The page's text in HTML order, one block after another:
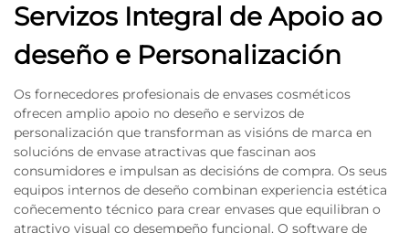
Servizos Integral de Apoio ao
deseño e Personalización
Os fornecedores profesionais de envases cosméticos
ofrecen amplio apoio no deseño e servizos de
personalización que transforman as visións de marca en
solucións de envase atractivas que fascinan aos
consumidores e impulsan as decisións de compra. Os seus
equipos internos de deseño combinan experiencia estética
coñecemento técnico para crear envases que equilibran o
atractivo visual co desempeño funcional. O software de